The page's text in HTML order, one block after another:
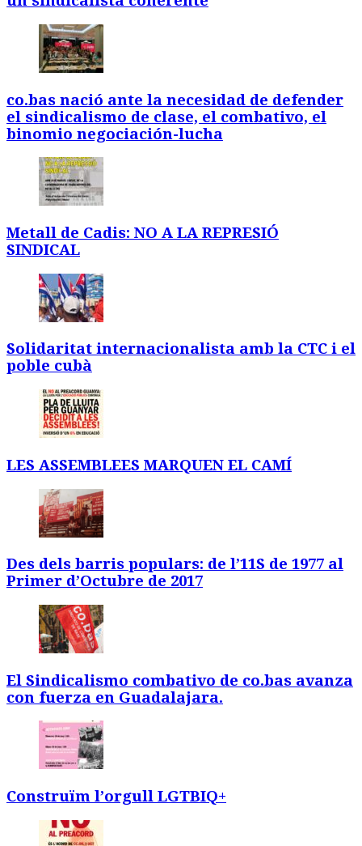
co.bas nació ante la necesidad de defender
el sindicalismo de clase, el combativo, el
binomio negociación-lucha
Metall de Cadis: NO A LA REPRESIÓ
SINDICAL
Solidaritat internacionalista amb la CTC i el
poble cubà
LES ASSEMBLEES MARQUEN EL CAMÍ
Des dels barris populars: de l’11S de 1977 al
Primer d’Octubre de 2017
El Sindicalismo combativo de co.bas avanza
con fuerza en Guadalajara.
Construïm l’orgull LGTBIQ+